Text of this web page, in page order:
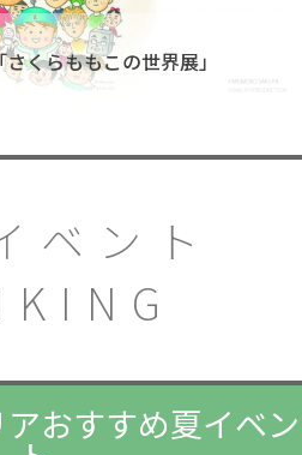
くらももこの世界展」
ベント
おすすめ夏イベン